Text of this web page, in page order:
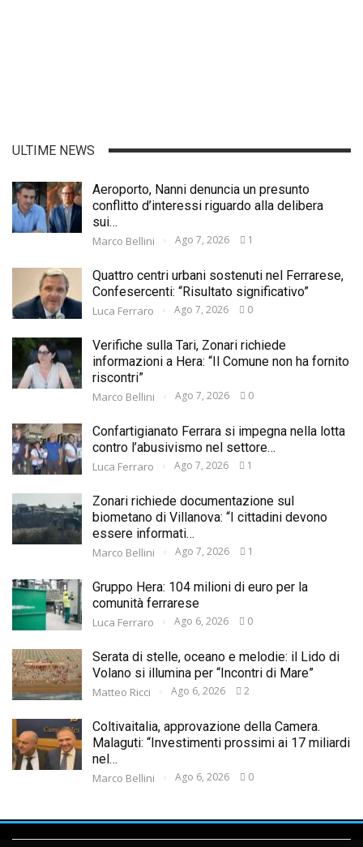
ULTIME NEWS
Aeroporto, Nanni denuncia un presunto
conflitto d’interessi riguardo alla delibera
sui…
Marco Bellini Ago 7, 2026 1
Quattro centri urbani sostenuti nel Ferrarese,
Confesercenti: “Risultato significativo”
Luca Ferraro Ago 7, 2026 0
Verifiche sulla Tari, Zonari richiede
informazioni a Hera: “Il Comune non ha fornito
riscontri”
Marco Bellini Ago 7, 2026 0
Confartigianato Ferrara si impegna nella lotta
contro l’abusivismo nel settore…
Luca Ferraro Ago 7, 2026 1
Zonari richiede documentazione sul
biometano di Villanova: “I cittadini devono
essere informati…
Marco Bellini Ago 7, 2026 1
Gruppo Hera: 104 milioni di euro per la
comunità ferrarese
Luca Ferraro Ago 6, 2026 0
Serata di stelle, oceano e melodie: il Lido di
Volano si illumina per “Incontri di Mare”
Matteo Ricci Ago 6, 2026 2
Coltivaitalia, approvazione della Camera.
Malaguti: “Investimenti prossimi ai 17 miliardi
nel…
Marco Bellini Ago 6, 2026 0